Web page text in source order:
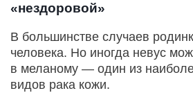
«нездоровой»
В большинстве случаев
человека. Но иногда невус
в меланому — один из
видов рака кожи.